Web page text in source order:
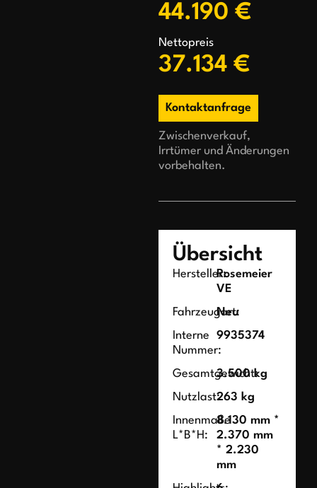
44.190 €
Nettopreis
37.134 €
Kontaktanfrage
Zwischenverkauf,
Irrtümer und Änderungen
vorbehalten.
Übersicht
Hersteller:Rosemeier
VE
Fahrzeugart:
Neu
Interne
Nummer:
9935374
Gesamtgewicht:
3.500 kg
Nutzlast:263 kg
Innenmaße
L*B*H:
8.130 mm *
2.370 mm
* 2.230
mm